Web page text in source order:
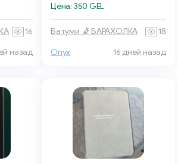
16
назад
Цена: 350 GEL
Батуми 🧦 БАРАХОЛКА 18
Onyx 16 дней назад